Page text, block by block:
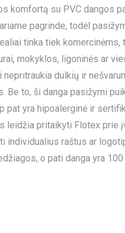
komfortą su PVC dangos
pagrinde, todėl
tinka tiek
mokyklos, ligoninės ar
dulkių ir
Be to, ši danga pasižymi
pat yra hipoalerginė ir
leidžia pritaikyti Flotex prie
raštus ar
o pati danga yra 100